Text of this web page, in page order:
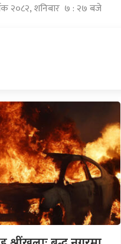
२०८२, शनिबार ७ : २७ बजे